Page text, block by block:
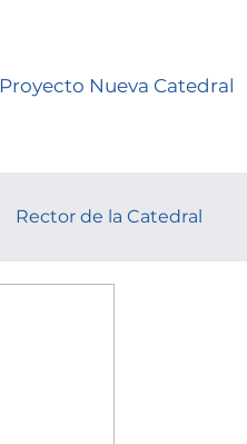
Proyecto Nueva Catedral
Rector de la Catedral